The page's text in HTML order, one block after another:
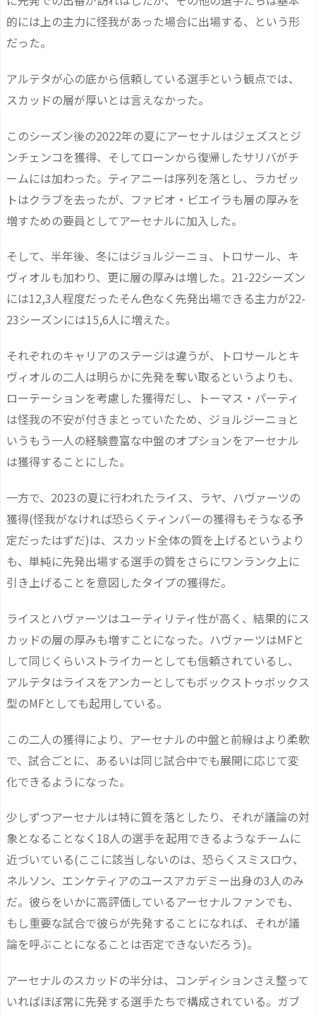
的には上の主力に怪我があった場合に出場する、という形
だった。
アルテタが心の底から信頼している選手という観点では、
スカッドの層が厚いとは言えなかった。
このシーズン後の2022年の夏にアーセナルはジェズスとジ
ンチェンコを獲得、そしてローンから復帰したサリバがチ
ームには加わった。ティアニーは序列を落とし、ラカゼッ
トはクラブを去ったが、ファビオ・ビエイラも層の厚みを
増すための要員としてアーセナルに加入した。
そして、半年後、冬にはジョルジーニョ、トロサール、キ
ヴィオルも加わり、更に層の厚みは増した。21-22シーズン
には12,3人程度だったそん色なく先発出場できる主力が22-
23シーズンには15,6人に増えた。
それぞれのキャリアのステージは違うが、トロサールとキ
ヴィオルの二人は明らかに先発を奪い取るというよりも、
ローテーションを考慮した獲得だし、トーマス・パーティ
は怪我の不安が付きまとっていたため、ジョルジーニョと
いうもう一人の経験豊富な中盤のオプションをアーセナル
は獲得することにした。
一方で、2023の夏に行われたライス、ラヤ、ハヴァーツの
獲得(怪我がなければ恐らくティンバーの獲得もそうなる予
定だったはずだ)は、スカッド全体の質を上げるというより
も、単純に先発出場する選手の質をさらにワンランク上に
引き上げることを意図したタイプの獲得だ。
ライスとハヴァーツはユーティリティ性が高く、結果的にス
カッドの層の厚みも増すことになった。ハヴァーツはMFと
して同じくらいストライカーとしても信頼されているし、
アルテタはライスをアンカーとしてもボックストゥボックス
型のMFとしても起用している。
この二人の獲得により、アーセナルの中盤と前線はより柔軟
で、試合ごとに、あるいは同じ試合中でも展開に応じて変
化できるようになった。
少しずつアーセナルは特に質を落としたり、それが議論の対
象となることなく18人の選手を起用できるようなチームに
近づいている(ここに該当しないのは、恐らくスミスロウ、
ネルソン、エンケティアのユースアカデミー出身の3人のみ
だ。彼らをいかに高評価しているアーセナルファンでも、
もし重要な試合で彼らが先発することになれば、それが議
論を呼ぶことになることは否定できないだろう)。
アーセナルのスカッドの半分は、コンディションさえ整って
いればほぼ常に先発する選手たちで構成されている。ガブ